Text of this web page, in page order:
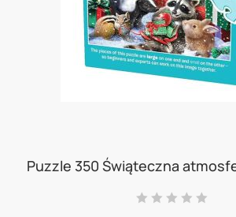
Puzzle 350 Świąteczna
Ocena: